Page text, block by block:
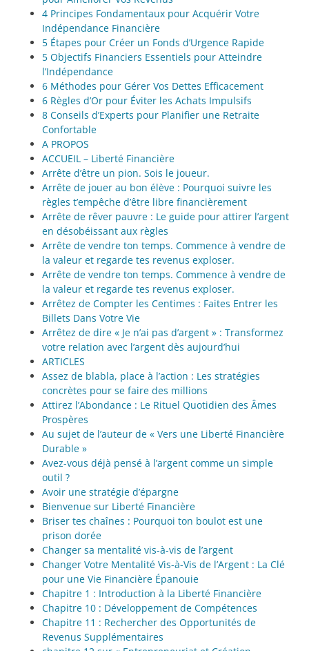
4 Principes Fondamentaux pour Acquérir Votre
Indépendance Financière
5 Étapes pour Créer un Fonds d’Urgence Rapide
5 Objectifs Financiers Essentiels pour Atteindre
l’Indépendance
6 Méthodes pour Gérer Vos Dettes Efficacement
6 Règles d’Or pour Éviter les Achats Impulsifs
8 Conseils d’Experts pour Planifier une Retraite
Confortable
A PROPOS
ACCUEIL – Liberté Financière
Arrête d’être un pion. Sois le joueur.
Arrête de jouer au bon élève : Pourquoi suivre les
règles t’empêche d’être libre financièrement
Arrête de rêver pauvre : Le guide pour attirer l’argent
en désobéissant aux règles
Arrête de vendre ton temps. Commence à vendre de
la valeur et regarde tes revenus exploser.
Arrête de vendre ton temps. Commence à vendre de
la valeur et regarde tes revenus exploser.
Arrêtez de Compter les Centimes : Faites Entrer les
Billets Dans Votre Vie
Arrêtez de dire « Je n’ai pas d’argent » : Transformez
votre relation avec l’argent dès aujourd’hui
ARTICLES
Assez de blabla, place à l’action : Les stratégies
concrètes pour se faire des millions
Attirez l’Abondance : Le Rituel Quotidien des Âmes
Prospères
Au sujet de l’auteur de « Vers une Liberté Financière
Durable »
Avez-vous déjà pensé à l’argent comme un simple
outil ?
Avoir une stratégie d’épargne
Bienvenue sur Liberté Financière
Briser tes chaînes : Pourquoi ton boulot est une
prison dorée
Changer sa mentalité vis-à-vis de l’argent
Changer Votre Mentalité Vis-à-Vis de l’Argent : La Clé
pour une Vie Financière Épanouie
Chapitre 1 : Introduction à la Liberté Financière
Chapitre 10 : Développement de Compétences
Chapitre 11 : Rechercher des Opportunités de
Revenus Supplémentaires